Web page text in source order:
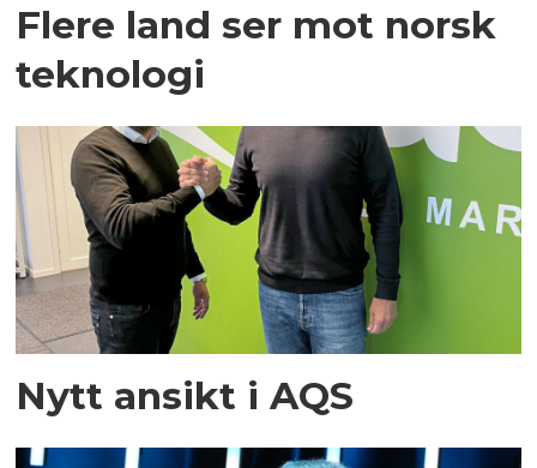
Flere land ser mot norsk
teknologi
Nytt ansikt i AQS